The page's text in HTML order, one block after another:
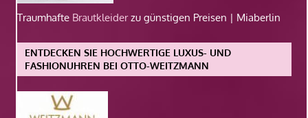
Traumhafte Brautkleiderzu günstigen Preisen | Miaberlin
ENTDECKEN SIE HOCHWERTIGE LUXUS- UND
FASHIONUHREN BEI OTTO-WEITZMANN